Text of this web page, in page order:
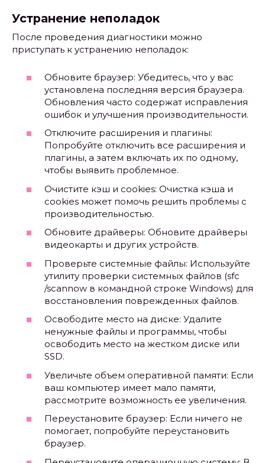
Устранение неполадок
После проведения диагностики можно
приступать к устранению неполадок:
Обновите браузер: Убедитесь, что у вас
установлена последняя версия браузера.
Обновления часто содержат исправления
ошибок и улучшения производительности.
Отключите расширения и плагины:
Попробуйте отключить все расширения и
плагины, а затем включать их по одному,
чтобы выявить проблемное.
Очистите кэш и cookies: Очистка кэша и
cookies может помочь решить проблемы с
производительностью.
Обновите драйверы: Обновите драйверы
видеокарты и других устройств.
Проверьте системные файлы: Используйте
утилиту проверки системных файлов (sfc
/scannow в командной строке Windows) для
восстановления поврежденных файлов.
Освободите место на диске: Удалите
ненужные файлы и программы, чтобы
освободить место на жестком диске или
SSD.
Увеличьте объем оперативной памяти: Если
ваш компьютер имеет мало памяти,
рассмотрите возможность ее увеличения.
Переустановите браузер: Если ничего не
помогает, попробуйте переустановить
браузер.